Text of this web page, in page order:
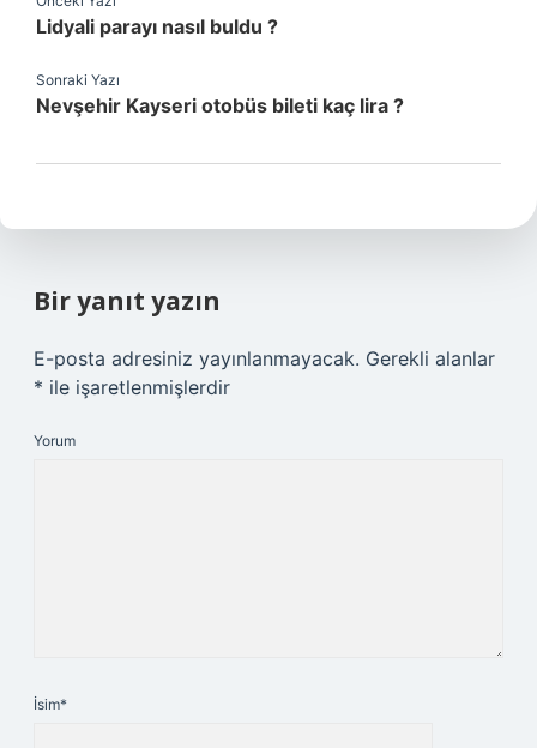
Lidyali parayı nasıl buldu ?
Sonraki Yazı
Nevşehir Kayseri otobüs bileti kaç lira ?
Bir yanıt yazın
E-posta adresiniz yayınlanmayacak. Gerekli alanlar
* ile işaretlenmişlerdir
Yorum
İsim*